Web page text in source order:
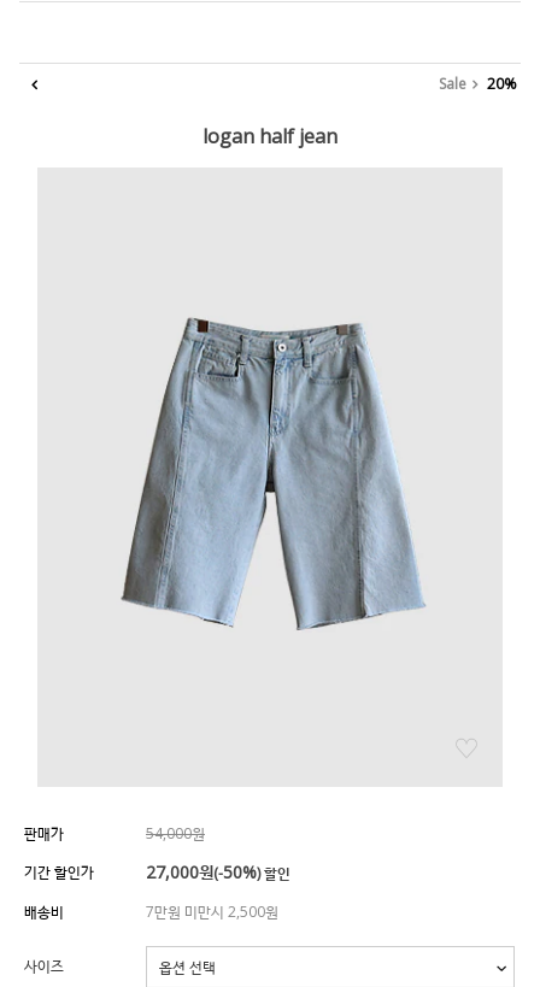
Sale 20%
logan half jean
판매가
54,000원
기간 할인가
27,000원(-50%) 할인
배송비
7만원 미만시 2,500원
사이즈